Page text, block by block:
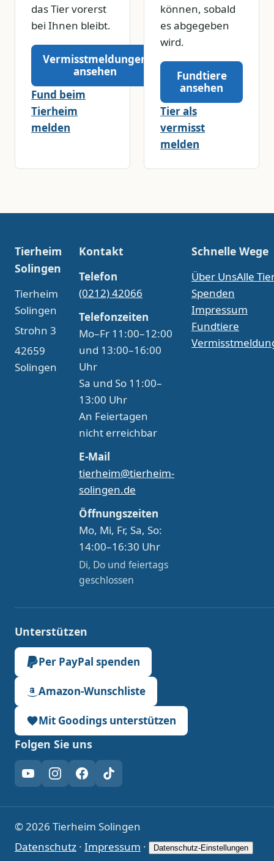
das Tier vorerst
bei Ihnen bleibt.
Vermisstmeldungen
ansehen
Fund beim
Tierheim
melden
können, sobald
es abgegeben
wird.
Fundtiere
ansehen
Tier als
vermisst
melden
Tierheim
Solingen
Tierheim
Solingen
Strohn 3
42659
Solingen
Kontakt
Telefon
(0212) 42066
Telefonzeiten
Mo–Fr 11:00–12:00
und 13:00–16:00
Uhr
Sa und So 11:00–
13:00 Uhr
An Feiertagen
nicht erreichbar
E-Mail
tierheim@tierheim-
solingen.de
Öffnungszeiten
Mo, Mi, Fr, Sa, So:
14:00–16:30 Uhr
Di, Do und feiertags
geschlossen
Schnelle Wege
Über UnsAlle
Spenden
Impressum
Fundtiere
Unterstützen
Per PayPal spenden
Amazon-Wunschliste
Mit Goodings unterstützen
Folgen Sie uns
YouTubeInstagram
Facebook
TikTok
© 2026 Tierheim Solingen
Datenschutz · Impressum · Datenschutz-Einstellungen